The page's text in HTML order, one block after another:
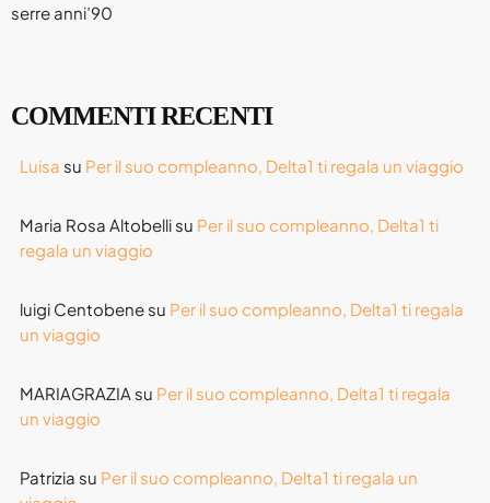
Agosto 2025
Giugno 2025
Marzo 2025
Novembre 2024
Agosto 2024
Giugno 2024
serre anni’90
COMMENTI RECENTI
Luisa su Per il suo compleanno, Delta1 ti regala un viaggio
Maria Rosa Altobellisu Per il suo compleanno, Delta1 ti
regala un viaggio
luigi Centobenesu Per il suo compleanno, Delta1 ti regala
un viaggio
MARIAGRAZIA su Per il suo compleanno, Delta1 ti regala
un viaggio
Patrizia su Per il suo compleanno, Delta1 ti regala un